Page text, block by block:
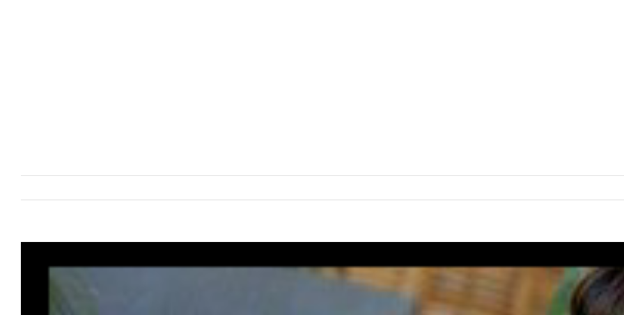
l'image
agrandie